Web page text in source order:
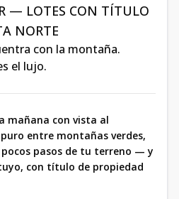
— LOTES CON TÍTULO
NORTE
con la montaña.
el lujo.
mañana con vista al
entre montañas verdes,
pasos de tu terreno — y
con título de propiedad